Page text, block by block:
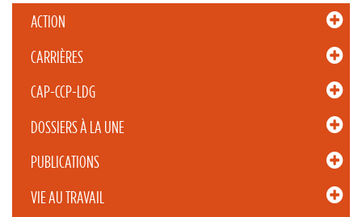
ACTION
CARRIÈRES
CAP-CCP-LDG
DOSSIERS À LA UNE
PUBLICATIONS
VIE AU TRAVAIL